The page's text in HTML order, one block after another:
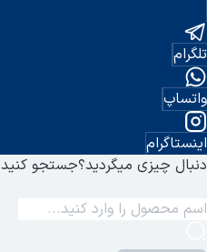
تلگرام
واتساپ
اینستاگرام
دنبال چیزی میگردید؟جستجو کنید